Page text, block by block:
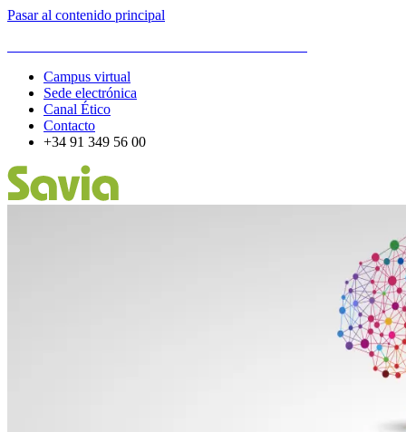
Pasar al contenido principal
Campus virtual
Sede electrónica
Canal Ético
Contacto
+34 91 349 56 00